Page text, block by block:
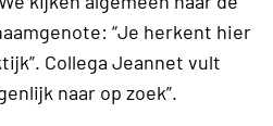
“Je herkent hier
Collega Jeannet vult
naar op zoek”.